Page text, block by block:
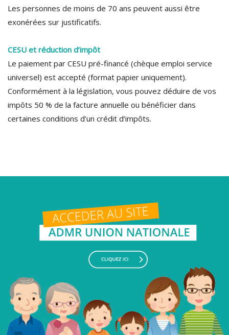
Les personnes de moins de 70 ans peuvent aussi être
exonérées sur justificatifs.
CESU et réduction d’impôt
Le paiement par CESU pré-financé (chèque emploi service
universel) est accepté (format papier uniquement).
Conformément à la législation, vous pouvez déduire de vos
impôts 50 % de la facture annuelle ou bénéficier dans
certaines conditions d’un crédit d’impôts.